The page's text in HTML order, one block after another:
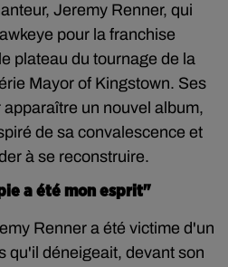
Jeremy Renner, qui
pour la franchise
plateau du tournage de la
Mayor of Kingstown. Ses
un nouvel album,
de sa convalescence et
à se reconstruire.
a été mon esprit"
Renner a été victime d'un
qu'il déneigeait, devant son